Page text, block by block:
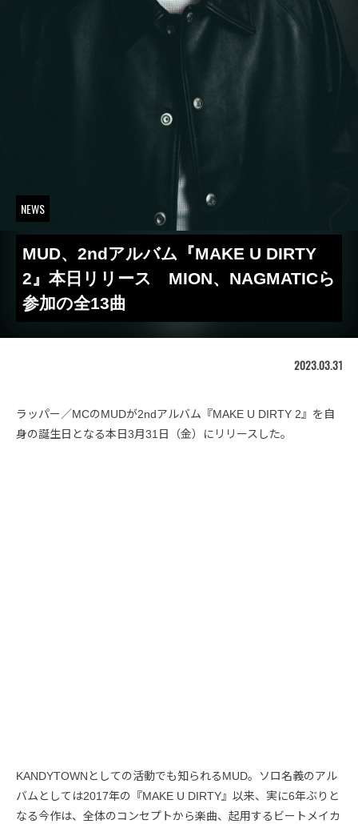
NEWS
MUD、2ndアルバム『MAKE U DIRTY
2』本日リリース MION、NAGMATICら
参加の全13曲
2023.03.31
ラッパー／MCのMUDが2ndアルバム『MAKE U DIRTY 2』を自
身の誕生日となる本日3月31日（金）にリリースした。
KANDYTOWNとしての活動でも知られるMUD。ソロ名義のアル
バムとしては2017年の『MAKE U DIRTY』以来、実に6年ぶりと
なる今作は、全体のコンセプトから楽曲、起用するビートメイカ